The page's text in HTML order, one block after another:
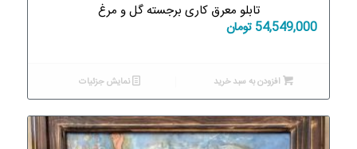
تابلو معرق کاری برجسته گل و مرغ
54,549,000 تومان
افزودن به سبد خرید نمایش جزئیات